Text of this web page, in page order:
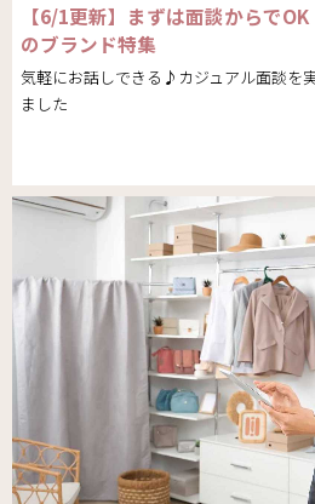
【6/1更新】まずは面談からで
のブランド特集
気軽にお話しできる♪カジュアル面談を
ました